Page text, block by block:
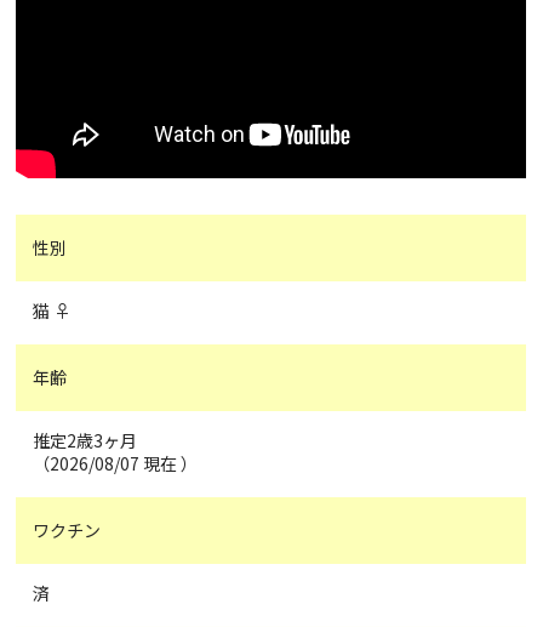
性別
猫 ♀
年齢
推定2歳3ヶ月
（2026/08/07 現在 ）
ワクチン
済